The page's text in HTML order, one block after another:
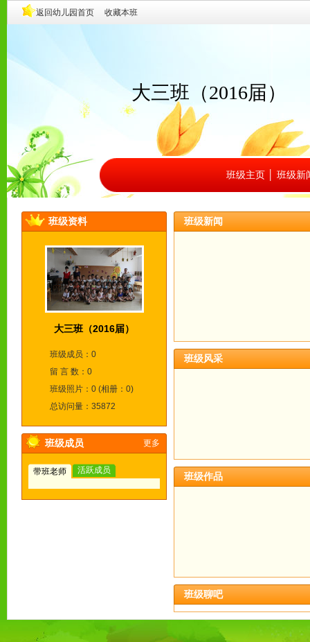
大三班（2016届）
班级主页 班级新
班级资料
大三班（2016届）
班级成员：0
留 言 数：0
班级照片：0 (相册：0)
总访问量：35872
班级成员 更多
带班老师 活跃成员
班级新闻
班级风采
班级作品
班级聊吧